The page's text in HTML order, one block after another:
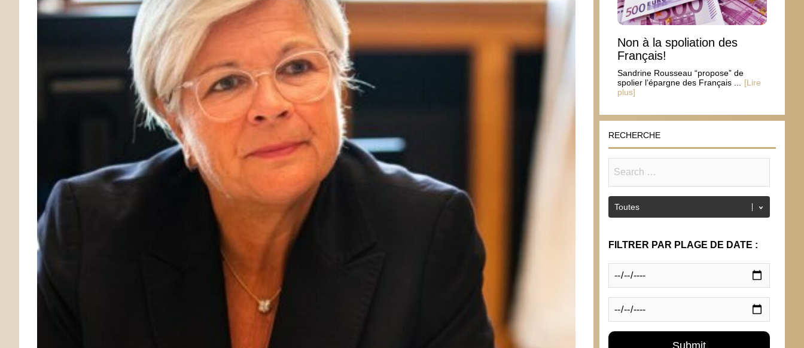
Non à la spoliation des
Français!
Sandrine Rousseau “propose” de
spolier l’épargne des Français ...
[Lire
plus]
RECHERCHE
FILTRER PAR PLAGE DE DATE :